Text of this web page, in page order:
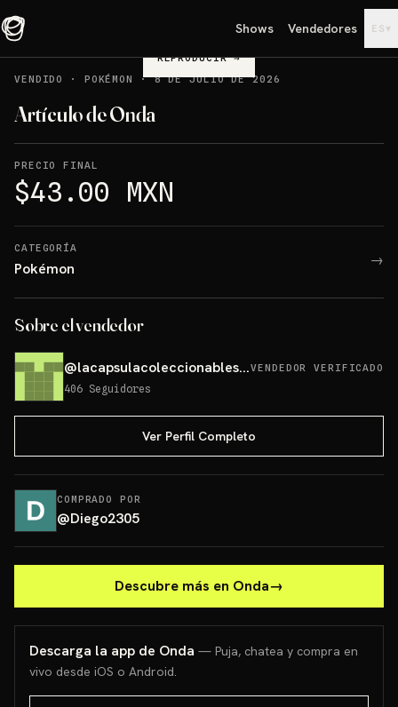
Shows Vendedores ES ▾
REPRODUCIR→
VENDIDO
· POKÉMON ·8 DE JULIO DE 2026
Artículo de Onda
PRECIO FINAL
$43.00 MXN
CATEGORÍA
Pokémon →
Sobre el vendedor
@lacapsulacoleccionables25 VENDEDOR VERIFICADO
406 Seguidores
Ver Perfil Completo
COMPRADO POR
@Diego2305
Descubre más en Onda→
Descarga la app de Onda — Puja, chatea y compra en
vivo desde iOS o Android.